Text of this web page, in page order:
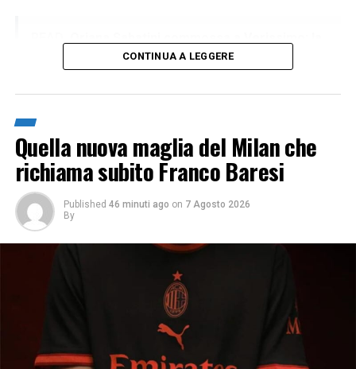
sorpresa di Dybala in tvCONTINUA A LEGGERE
Quella nuova maglia del Milan che
richiama subito Franco Baresi
Published 46 minuti ago on 7 Agosto 2026
By